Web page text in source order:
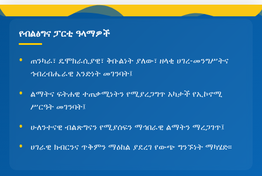
የብልፅግና ፓርቲ ዓላማዎች
ጠንካራ፣ ዴሞክራሲያዊ፣ ቅቡልነት ያለው፣ ዘላቂ ሀገረ-መንግሥትና
ኅብረብሔራዊ አንድነት መገንባት፤
ልማትና ፍትሐዊ ተጠቃሚነትን የሚያረጋግጥ አካታች የኢኮኖሚ
ሥርዓት መገንባት፤
ሁለንተናዊ ብልጽግናን የሚያሰፍን ማኅበራዊ ልማትን ማረጋገጥ፤
ሀገራዊ ክብርንና ጥቅምን ማዕከል ያደረገ የውጭ ግንኙነት ማካሄድ፡፡